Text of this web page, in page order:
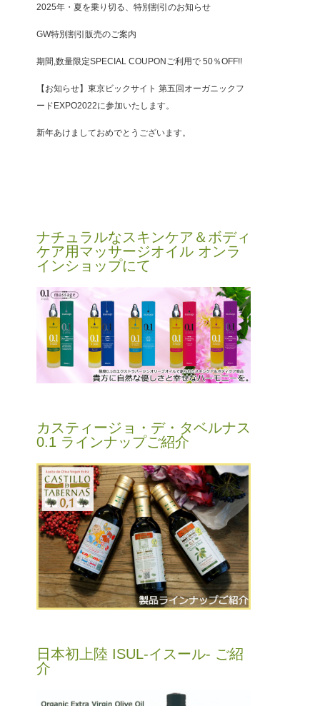
2025年・夏を乗り切る、特別割引のお知らせ
GW特別割引販売のご案内
期間,数量限定SPECIAL COUPONご利用で 50％OFF!!
【お知らせ】東京ビックサイト 第五回オーガニックフ
ードEXPO2022に参加いたします。
新年あけましておめでとうございます。
ナチュラルなスキンケア＆ボディ
ケア用マッサージオイル オンラ
インショップにて
カスティージョ・デ・タベルナス
0.1 ラインナップご紹介
日本初上陸 ISUL-イスール- ご紹
介